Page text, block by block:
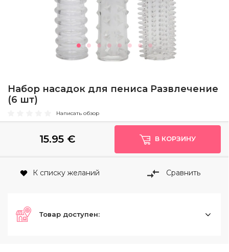
Набор насадок для пениса Развлечение
(6 шт)
Написать обзор
15.95€ В КОРЗИНУ
К списку желаний Сравнить
Товар доступен: